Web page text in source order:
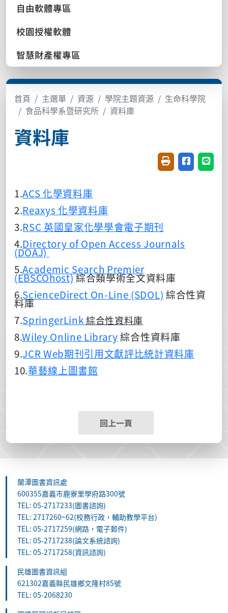
自由軟體專區
校園授權軟體
智慧財產權專區
首頁 主選單 資源 學院主題資源
生命科學院
食品科學系暨研究所
資料庫
資料庫
友善列印(開新視
分享至臉書
分享
1.ACS化學資料庫
2.Reaxys化學資料庫
3.RSC 英國皇家化學學會電子期刊
4.Directory of Open Access Journals
(DOAJ)
5.Academic Search Premier
(EBSCOhost)綜合類學術全文資料庫
6.ScienceDirect On-Line (SDOL) 綜合性資
料庫
7.SpringerLink綜合性資料庫
8.Wiley Online Library 綜合性資料庫
9.JCR Web期刊引用文獻評比統計資料庫
10.華藝線上圖書館
回上一頁
蘭潭圖書資訊處
600355嘉義市鹿寮里學府路300號
TEL: 05-2717233(圖書諮詢)
TEL: 2717260~62(校務行政，輔助教學平台)
TEL: 05-2717259(網路，電子郵件)
TEL: 05-2717238(論文系統諮詢)
TEL: 05-2717258(資訊諮詢)
民雄圖書資訊組
621302嘉義縣民雄鄉文隆村85號
TEL: 05-2068230